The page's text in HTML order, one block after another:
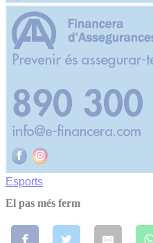
Esports
El pas més ferm